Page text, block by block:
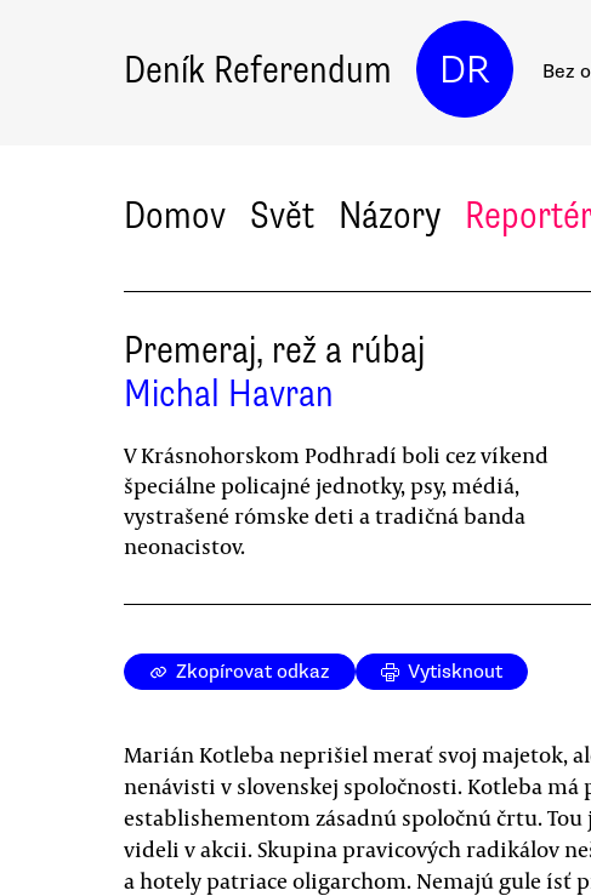
Deník Referendum DR Bez
Domov Svět Názory
Premeraj, rež a rúbaj
Michal Havran
V Krásnohorskom Podhradí boli cez víkend
špeciálne policajné jednotky, psy, médiá,
vystrašené rómske deti a tradičná banda
neonacistov.
Zkopírovat odkaz Vytisknout
Marián Kotleba neprišiel merať svoj majetok,
nenávisti v slovenskej spoločnosti. Kotleba
establishementom zásadnú spoločnú črtu.
videli v akcii. Skupina pravicových radikálov
a hotely patriace oligarchom. Nemajú gule ísť